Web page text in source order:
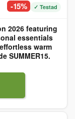
-15% ✓ Testad
2026 featuring
essentials
warm
SUMMER15.